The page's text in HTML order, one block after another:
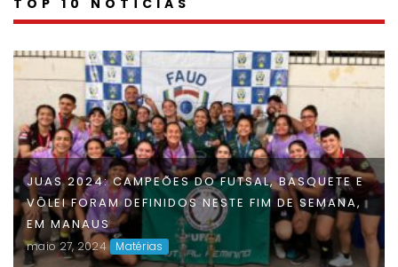
JUAS 2024: CAMPEÕES DO FUTSAL, BASQUETE E
VÔLEI FORAM DEFINIDOS NESTE FIM DE SEMANA,
EM MANAUS
maio 27, 2024 Matérias